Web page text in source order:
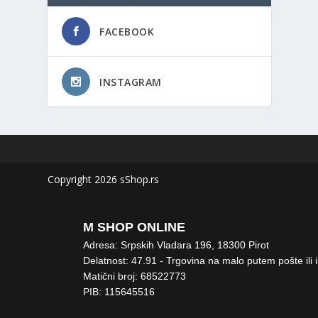
FACEBOOK
INSTAGRAM
Copyright 2026 sShop.rs
M SHOP ONLINE
Adresa: Srpskih Vladara 196, 18300 Pirot
Delatnost: 47.91 - Trgovina na malo putem pošte ili
Matični broj: 68522773
PIB: 115645516